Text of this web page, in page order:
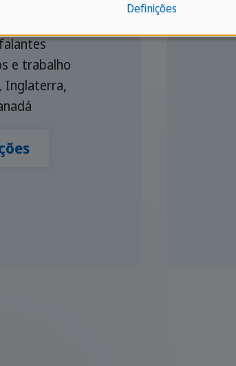
e trabalho
Inglaterra,
Definições